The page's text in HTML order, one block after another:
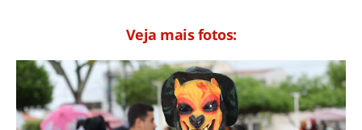
Veja mais fotos: